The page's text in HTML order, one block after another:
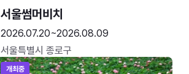
서울썸머비치
2026.07.20~2026.08.09
서울특별시 종로구
개최중